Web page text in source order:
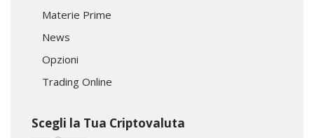
Materie Prime
News
Opzioni
Trading Online
Scegli la Tua Criptovaluta